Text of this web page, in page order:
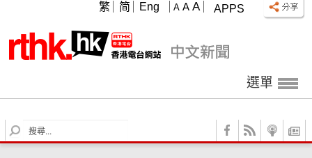
APPS
A A A
繁 简 Eng
選單
S
e